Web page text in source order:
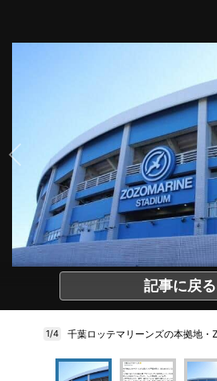
記事に戻る
1/4 千葉ロッテマリーンズの本拠地・